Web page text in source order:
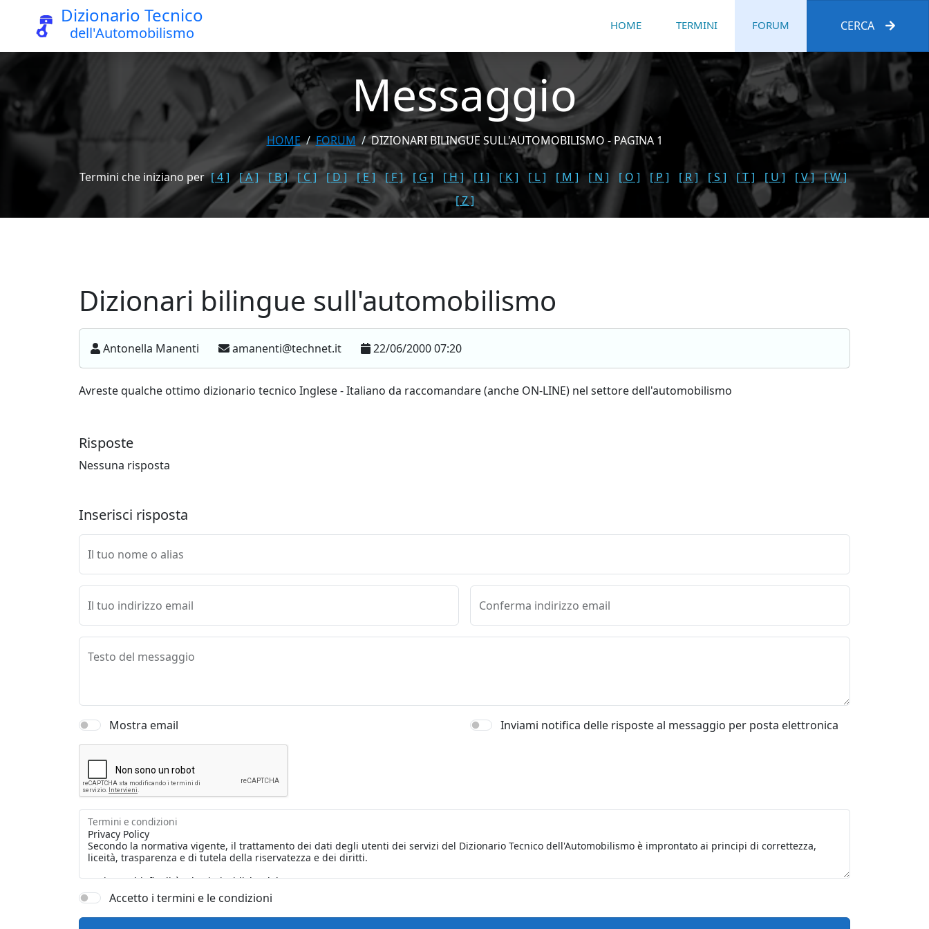
Dizionario Tecnico
dell'Automobilismo HOME TERMINI FORUM CERCA
Messaggio
HOME FORUM DIZIONARI BILINGUE SULL'AUTOMOBILISMO - PAGINA 1
Termini che iniziano per [ 4 ] [ A ] [ B ] [ C ] [ D ] [ E ] [ F ] [ G ] [ H ] [ I ] [ K ] [ L ] [ M ] [ N ] [ O ] [ P ] [ R ] [ S ] [ T ] [ U ] [ V ]
[ W ]
[ Z ]
Dizionari bilingue sull'automobilismo
Antonella Manenti amanenti@technet.it 22/06/2000 07:20
Avreste qualche ottimo dizionario tecnico Inglese - Italiano da raccomandare (anche ON-LINE) nel settore dell'automobilismo
Risposte
Nessuna risposta
Inserisci risposta
Il tuo nome o alias
Il tuo indirizzo email Conferma indirizzo email
Testo del messaggio
Mostra email Inviami notifica delle risposte al messaggio per posta elettronica
Termini e condizioni
Accetto i termini e le condizioni